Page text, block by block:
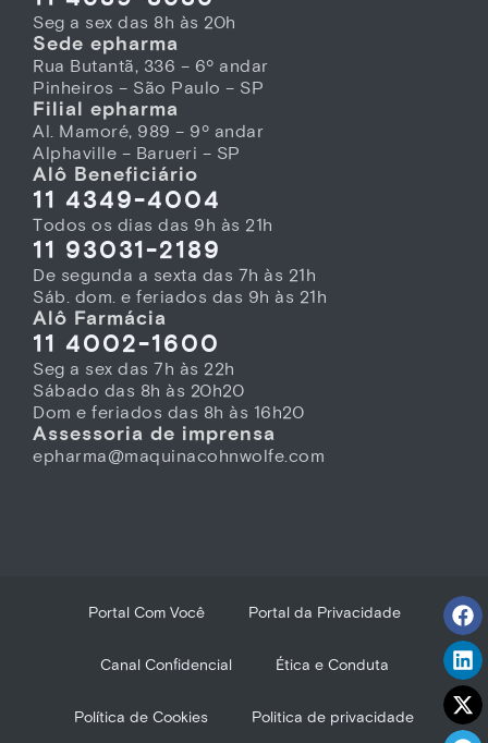
Seg a sex das 8h às 20h
Sede epharma
Rua Butantã, 336 – 6º andar
Pinheiros – São Paulo – SP
Filial epharma
Al. Mamoré, 989 – 9º andar
Alphaville – Barueri – SP
Alô Beneficiário
11 4349-4004
Todos os dias das 9h às 21h
11 93031-2189
De segunda a sexta das 7h às 21h
Sáb. dom. e feriados das 9h às 21h
Alô Farmácia
11 4002-1600
Seg a sex das 7h às 22h
Sábado das 8h às 20h20
Dom e feriados das 8h às 16h20
Assessoria de imprensa
epharma@maquinacohnwolfe.com
Portal Com Você Portal da Privacidade
Canal Confidencial Ética e Conduta
Política de Cookies Politica de privacidade